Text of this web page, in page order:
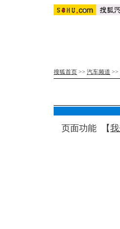
搜狐首页 >> 汽车频道 >>
页面功能 【